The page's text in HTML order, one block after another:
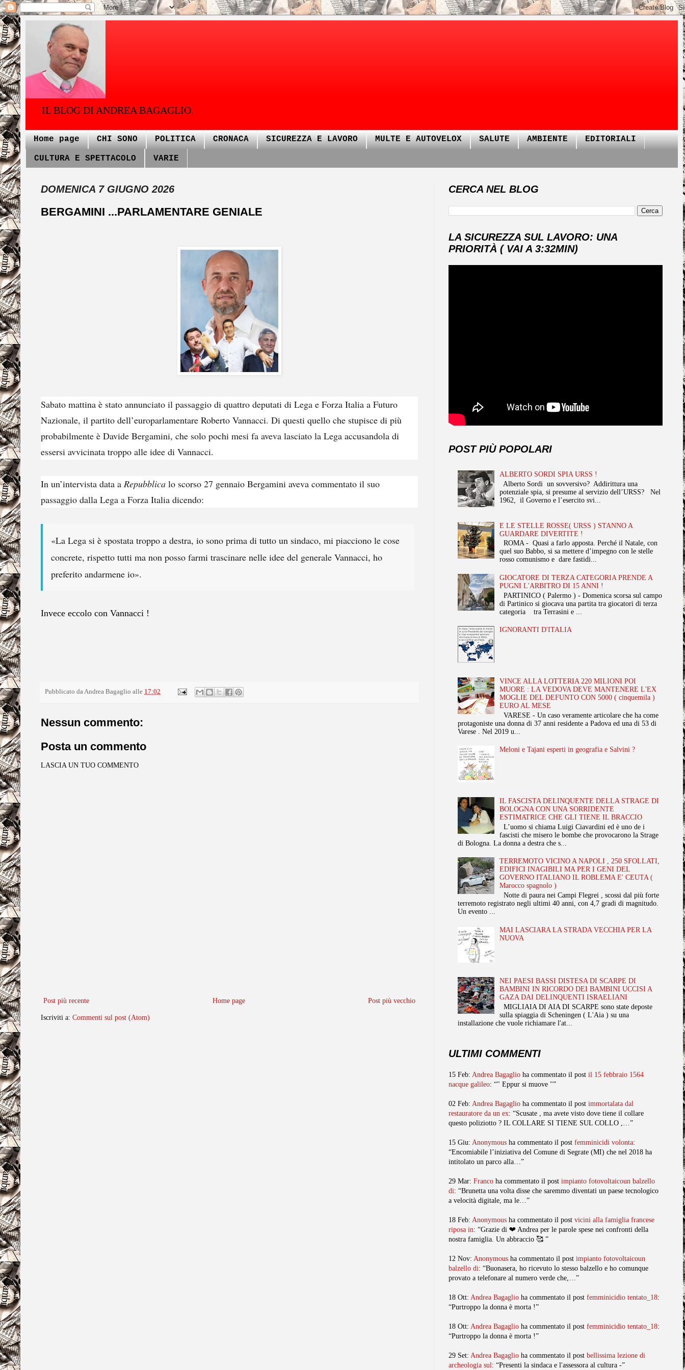
IL BLOG DI ANDREA BAGAGLIO.
Home page CHI SONO POLITICA CRONACA SICUREZZA E LAVORO MULTE E AUTOVELOX SALUTE AMBIENTE EDITORIALI
CULTURA E SPETTACOLO VARIE
DOMENICA 7 GIUGNO 2026
BERGAMINI ...PARLAMENTARE GENIALE
Sabato mattina è stato annunciato il passaggio di quattro deputati di Lega e Forza Italia a Futuro
Nazionale, il partito dell’europarlamentare Roberto Vannacci. Di questi quello che stupisce di più
probabilmente è Davide Bergamini, che solo pochi mesi fa aveva lasciato la Lega accusandola di
essersi avvicinata troppo alle idee di Vannacci.
In un’intervista data a Repubblica lo scorso 27 gennaio Bergamini aveva commentato il suo
passaggio dalla Lega a Forza Italia dicendo:
«La Lega si è spostata troppo a destra, io sono prima di tutto un sindaco, mi piacciono le cose
concrete, rispetto tutti ma non posso farmi trascinare nelle idee del generale Vannacci, ho
preferito andarmene io».
Invece eccolo con Vannacci !
Pubblicato da Andrea Bagaglio alle 17:02
Nessun commento:
Posta un commento
LASCIA UN TUO COMMENTO
Post più recente Post più vecchio
Home page
Iscriviti a: Commenti sul post (Atom)
CERCA NEL BLOG
LA SICUREZZA SUL LAVORO: UNA
PRIORITÀ ( VAI A 3:32MIN)
POST PIÙ POPOLARI
ALBERTO SORDI SPIA URSS !
Alberto Sordi un sovversivo? Addirittura una
potenziale spia, si presume al servizio dell’URSS? Nel
1962, il Governo e l’esercito svi...
E LE STELLE ROSSE( URSS ) STANNO A
GUARDARE DIVERTITE !
ROMA - Quasi a farlo apposta. Perché il Natale, con
quel suo Babbo, si sa mettere d’impegno con le stelle
rosso comunismo e dare fastidi...
GIOCATORE DI TERZA CATEGORIA PRENDE A
PUGNI L'ARBITRO DI 15 ANNI !
PARTINICO ( Palermo ) - Domenica scorsa sul campo
di Partinico si giocava una partita tra giocatori di terza
categoria tra Terrasini e ...
IGNORANTI D'ITALIA
VINCE ALLA LOTTERIA 220 MILIONI POI
MUORE : LA VEDOVA DEVE MANTENERE L'EX
MOGLIE DEL DEFUNTO CON 5000 ( cinquemila )
EURO AL MESE
VARESE - Un caso veramente articolare che ha come
protagoniste una donna di 37 anni residente a Padova ed una di 53 di
Varese . Nel 2019 u...
Meloni e Tajani esperti in geografia e Salvini ?
IL FASCISTA DELINQUENTE DELLA STRAGE DI
BOLOGNA CON UNA SORRIDENTE
ESTIMATRICE CHE GLI TIENE IL BRACCIO
L’uomo si chiama Luigi Ciavardini ed è uno de i
fascisti che misero le bombe che provocarono la Strage
di Bologna. La donna a destra che s...
TERREMOTO VICINO A NAPOLI , 250 SFOLLATI,
EDIFICI INAGIBILI MA PER I GENI DEL
GOVERNO ITALIANO IL ROBLEMA E' CEUTA (
Marocco spagnolo )
Notte di paura nei Campi Flegrei , scossi dal più forte
terremoto registrato negli ultimi 40 anni, con 4,7 gradi di magnitudo.
Un evento ...
MAI LASCIARA LA STRADA VECCHIA PER LA
NUOVA
NEI PAESI BASSI DISTESA DI SCARPE DI
BAMBINI IN RICORDO DEI BAMBINI UCCISI A
GAZA DAI DELINQUENTI ISRAELIANI
MIGLIAIA DI AIA DI SCARPE sono state deposte
sulla spiaggia di Scheningen ( L'Aia ) su una
installazione che vuole richiamare l'at...
ULTIMI COMMENTI
15 Feb: Andrea Bagaglio ha commentato il post il 15 febbraio 1564
nacque galileo: “" Eppur si muove "”
02 Feb: Andrea Bagaglio ha commentato il post immortalata dal
restauratore da un ex: “Scusate , ma avete visto dove tiene il collare
questo poliziotto ? IL COLLARE SI TIENE SUL COLLO ,…”
15 Giu: Anonymous ha commentato il post femminicidi volonta:
“Encomiabile l’iniziativa del Comune di Segrate (MI) che nel 2018 ha
intitolato un parco alla…”
29 Mar: Franco ha commentato il post impianto fotovoltaicoun balzello
di: “Brunetta una volta disse che saremmo diventati un paese tecnologico
a velocità digitale, ma le…”
18 Feb: Anonymous ha commentato il post vicini alla famiglia francese
riposa in: “Grazie di ❤️ Andrea per le parole spese nei confronti della
nostra famiglia. Un abbraccio 🥰 ”
12 Nov: Anonymous ha commentato il post impianto fotovoltaicoun
balzello di: “Buonasera, ho ricevuto lo stesso balzello e ho comunque
provato a telefonare al numero verde che,…”
18 Ott: Andrea Bagaglio ha commentato il post femminicidio tentato_18:
“Purtroppo la donna è morta !”
18 Ott: Andrea Bagaglio ha commentato il post femminicidio tentato_18:
“Purtroppo la donna è morta !”
29 Set: Andrea Bagaglio ha commentato il post bellissima lezione di
archeologia sul : “Presenti la sindaca e l'assessora al cultura -”